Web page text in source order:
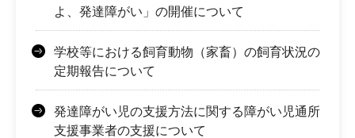
よ、発達障がい」の開催について
学校等における飼育動物（家畜）の飼育状況の
定期報告について
発達障がい児の支援方法に関する障がい児通所
支援事業者の支援について